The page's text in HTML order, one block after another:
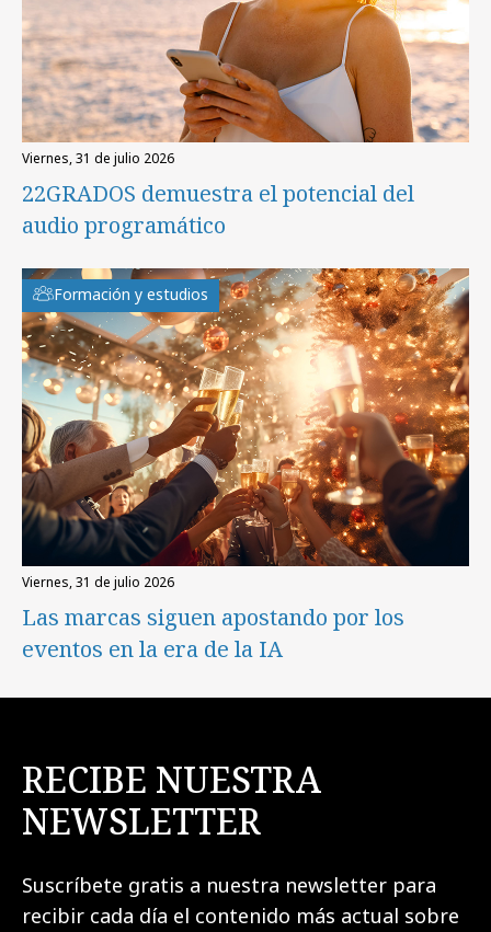
viernes, 31 de julio 2026
22GRADOS demuestra el potencial del
audio programático
Formación y estudios
viernes, 31 de julio 2026
Las marcas siguen apostando por los
eventos en la era de la IA
RECIBE NUESTRA
NEWSLETTER
Suscríbete gratis a nuestra newsletter para
recibir cada día el contenido más actual sobre